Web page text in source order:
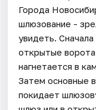
Города
шлюзование -
увидеть.
открытые
нагнетается в
Затем основные
покидает